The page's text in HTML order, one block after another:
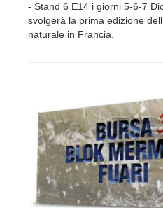
- Stand 6 E14 i giorni 5-6-7
svolgerà la prima edizione
naturale in Francia.